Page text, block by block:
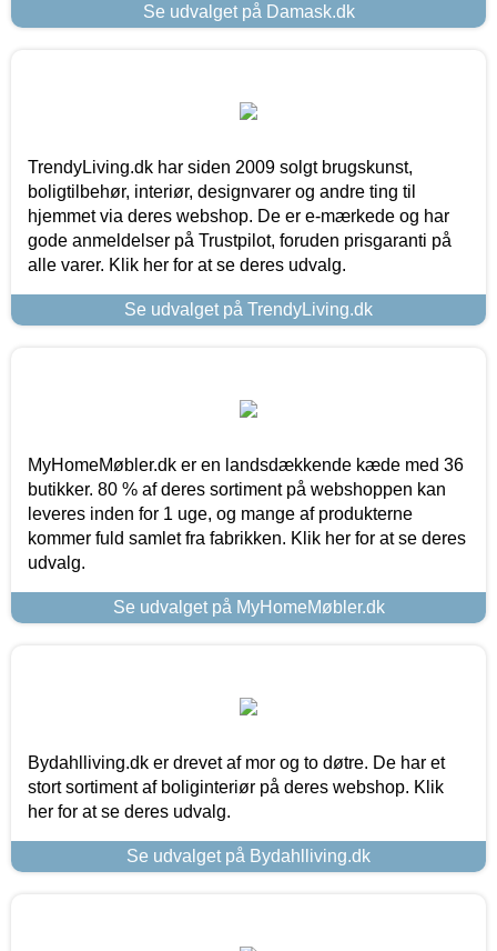
Se udvalget på Damask.dk
TrendyLiving.dk har siden 2009 solgt brugskunst,
boligtilbehør, interiør, designvarer og andre ting til
hjemmet via deres webshop. De er e-mærkede og har
gode anmeldelser på Trustpilot, foruden prisgaranti på
alle varer. Klik her for at se deres udvalg.
Se udvalget på TrendyLiving.dk
MyHomeMøbler.dk er en landsdækkende kæde med 36
butikker. 80 % af deres sortiment på webshoppen kan
leveres inden for 1 uge, og mange af produkterne
kommer fuld samlet fra fabrikken. Klik her for at se deres
udvalg.
Se udvalget på MyHomeMøbler.dk
Bydahlliving.dk er drevet af mor og to døtre. De har et
stort sortiment af boliginteriør på deres webshop. Klik
her for at se deres udvalg.
Se udvalget på Bydahlliving.dk